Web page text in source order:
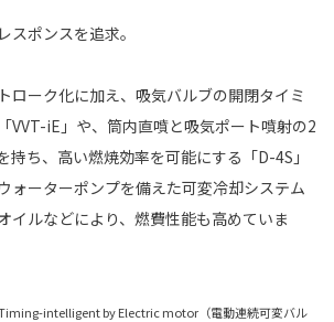
スポンスを追求。
ローク化に加え、吸気バルブの開閉タイミ
VVT-iE」や、筒内直噴と吸気ポート噴射の2
持ち、高い燃焼効率を可能にする「D-4S」
ォーターポンプを備えた可変冷却システム
イルなどにより、燃費性能も高めていま
intelligent by Electric motor（電動連続可変バル